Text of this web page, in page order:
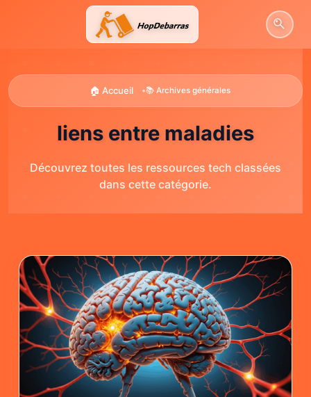
🏠 Accueil •📚 Archives générales
liens entre maladies
Découvrez toutes les ressources tech classées
dans cette catégorie.